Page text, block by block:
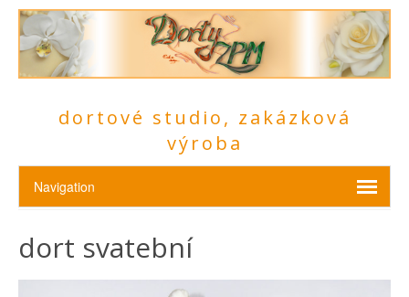
dortové studio, zakázková
výroba
dort svatební